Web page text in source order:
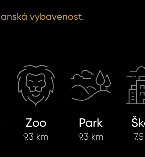
vybavenost.
Zoo
9.3 km
Park
9.3 km